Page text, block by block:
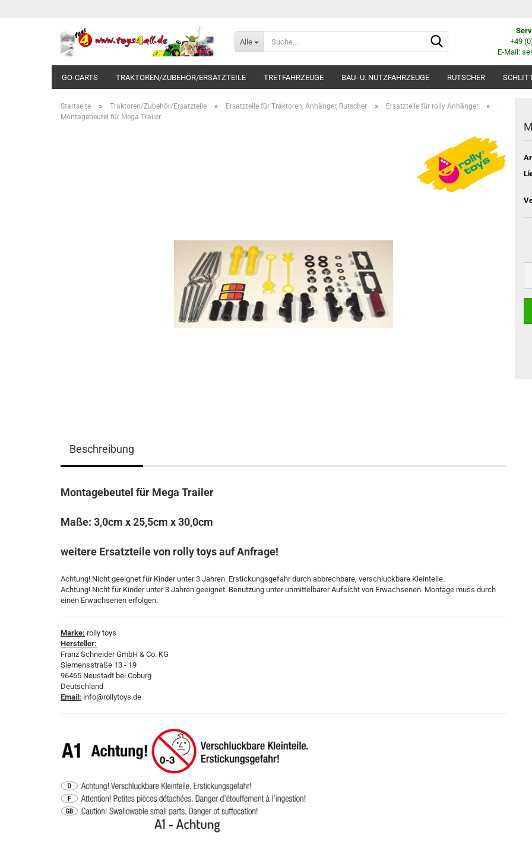
Alle
+49
E-Mail:
GO-CARTS TRAKTOREN/ZUBEHÖR/ERSATZTEILE TRETFAHRZEUGE BAU- U. NUTZFAHRZEUGE RUTSCHER
Startseite » Traktoren/Zubehör/Ersatzteile » Ersatzteile für Traktoren, Anhänger, Rutscher » Ersatzteile für rolly Anhänger »
Montagebeutel für Mega Trailer
Beschreibung
Montagebeutel für Mega Trailer
Maße: 3,0cm x 25,5cm x 30,0cm
weitere Ersatzteile von rolly toys auf Anfrage!
Achtung! Nicht geeignet für Kinder unter 3 Jahren. Erstickungsgefahr durch abbrechbare, verschluckbare Kleinteile.
Achtung! Nicht für Kinder unter 3 Jahren geeignet. Benutzung unter unmittelbarer Aufsicht von Erwachsenen. Montage muss durch
einen Erwachsenen erfolgen.
Marke: rolly toys
Hersteller:
Franz Schneider GmbH & Co. KG
Siemensstraße 13 - 19
96465 Neustadt bei Coburg
Deutschland
Email: info@rollytoys.de